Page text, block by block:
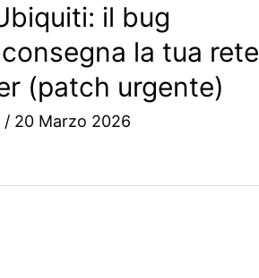
il bug
la tua rete
(patch urgente)
/ 20 Marzo 2026